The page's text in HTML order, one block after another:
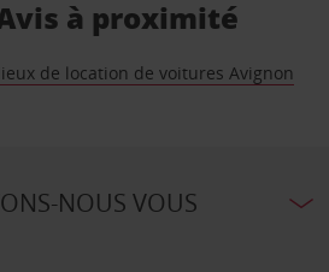
à proximité
de location de voitures Avignon
NOUS VOUS